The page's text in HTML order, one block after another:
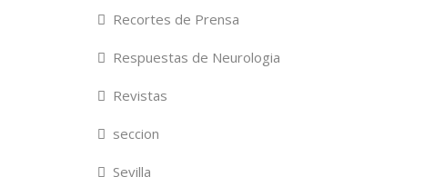
Recortes de Prensa
Respuestas de Neurologia
Revistas
seccion
Sevilla